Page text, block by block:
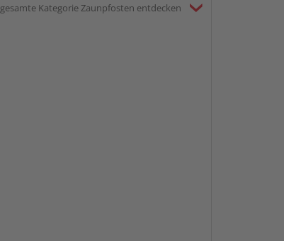
gesamte Kategorie Zaunpfosten entdecken